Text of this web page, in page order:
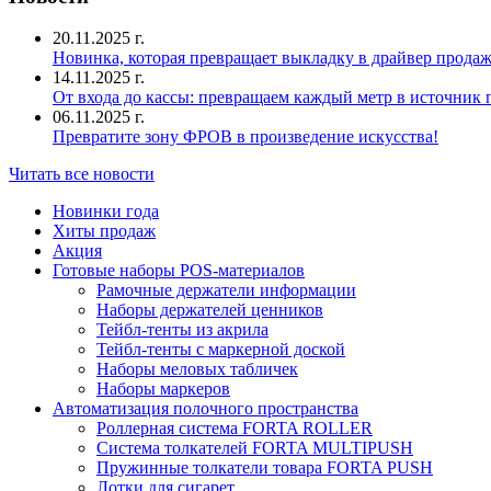
20.11.2025 г.
Новинка, которая превращает выкладку в драйвер
14.11.2025 г.
От входа до кассы: превращаем каждый метр в источник
06.11.2025 г.
Превратите зону ФРОВ в произведение искусства!
Читать все новости
Новинки года
Хиты продаж
Акция
Готовые наборы POS-материалов
Рамочные держатели информации
Наборы держателей ценников
Тейбл-тенты из акрила
Тейбл-тенты с маркерной доской
Наборы меловых табличек
Наборы маркеров
Автоматизация полочного пространства
Роллерная система FORTA ROLLER
Система толкателей FORTA MULTIPUSH
Пружинные толкатели товара FORTA PUSH